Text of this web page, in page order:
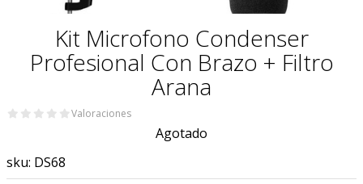
Kit Microfono Condenser
Profesional Con Brazo + Filtro
Arana
Valoraciones
Agotado
sku: DS68